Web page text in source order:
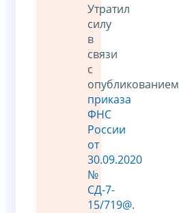
Утратил
силу
в
связи
с
опубликованием
приказа
ФНС
России
от
30.09.2020
№
СД-7-
15/719@.